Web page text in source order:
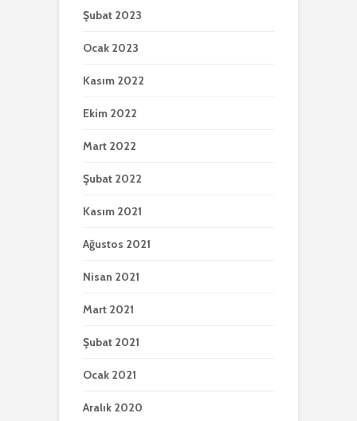
Şubat 2023
Ocak 2023
Kasım 2022
Ekim 2022
Mart 2022
Şubat 2022
Kasım 2021
Ağustos 2021
Nisan 2021
Mart 2021
Şubat 2021
Ocak 2021
Aralık 2020